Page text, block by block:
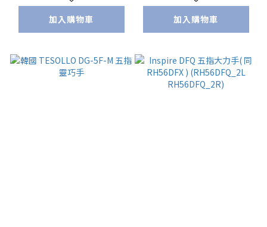
加入購物車 加入購物車